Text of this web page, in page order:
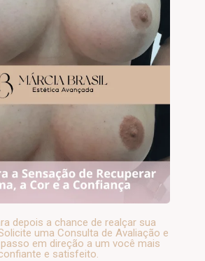
depois a chance de realçar sua
uma Consulta de Avaliação e
em direção a um você mais
e satisfeito.